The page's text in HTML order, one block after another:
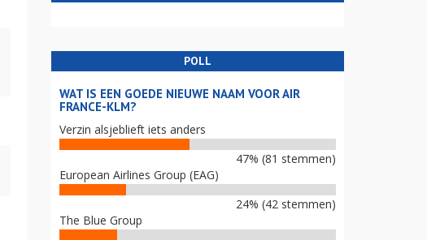
POLL
WAT IS EEN GOEDE NIEUWE NAAM VOOR AIR
FRANCE-KLM?
Verzin alsjeblieft iets anders
47% (81 stemmen)
European Airlines Group (EAG)
24% (42 stemmen)
The Blue Group